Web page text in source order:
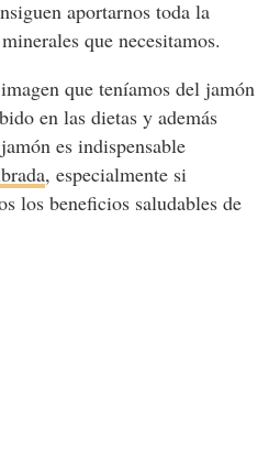
aportarnos toda la
que necesitamos.
que teníamos del jamón
en las dietas y además
es indispensable
, especialmente si
los beneficios saludables de